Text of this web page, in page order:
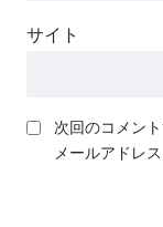
サイト
次回のコメン
メールアドレ